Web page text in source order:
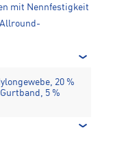
mit Nennfestigkeit
20 %
5 %